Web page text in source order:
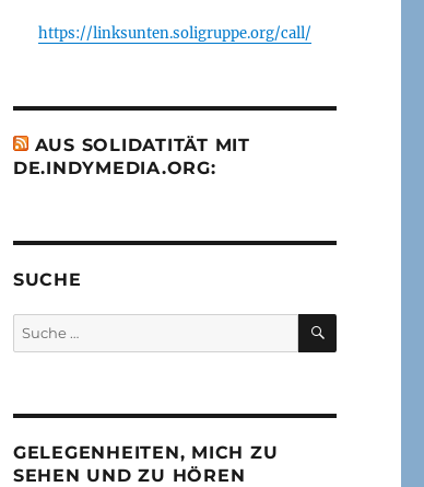
https://linksunten.soligruppe.org/call/
AUS SOLIDATITÄT MIT
DE.INDYMEDIA.ORG:
SUCHE
Suche
nach:
SUCHEN
GELEGENHEITEN, MICH ZU
SEHEN UND ZU HÖREN